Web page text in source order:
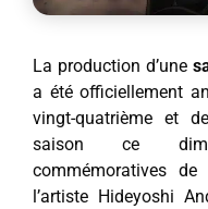
La production d’une
a été officiellement
vingt-quatrième et
saison ce
commémoratives
l’artiste Hideyoshi